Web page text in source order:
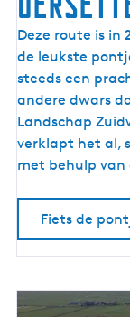
m
e
k
O
e
r
s
e
t
t
n
Deze route is in
de leukste
steeds een
andere dwars
Landschap
verklapt het al,
met behulp
Fiets de